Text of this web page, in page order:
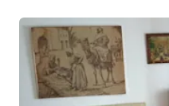
keyboard
shortcuts
for
changing